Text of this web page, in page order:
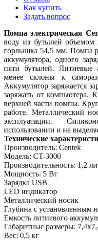
Как купить
Задать вопрос
Помпа электрическая
воду из бутылей объемом
горлышка 54,5 мм. Помпа
аккумулятора, одного
пяти бутылей. Литиевые
менее склоны к
Аккумулятор заряжается
заряжать от компьютера.
верхней части помпы.
работе. Металлический
эксплуатации.
использовании и не
Технические
Производитель: Centek
Модель: CT-3000
Производительность: 1,2
Мощность: 5 Вт
Зарядка USB
LED индикатор
Металлический носик
Глубина с установленным
Емкость литиевого
Габаритные размеры:
Вес: 0,5 кг